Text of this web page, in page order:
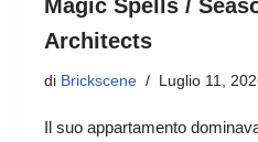
Magic Spells /
Architects
di Brickscene Luglio 11,
Il suo appartamento